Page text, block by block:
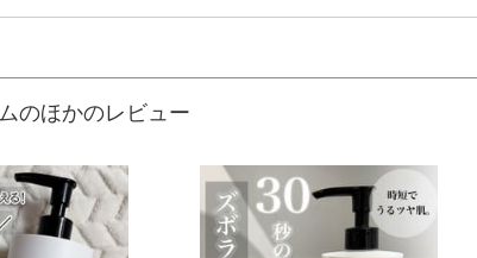
のほかのレビュー